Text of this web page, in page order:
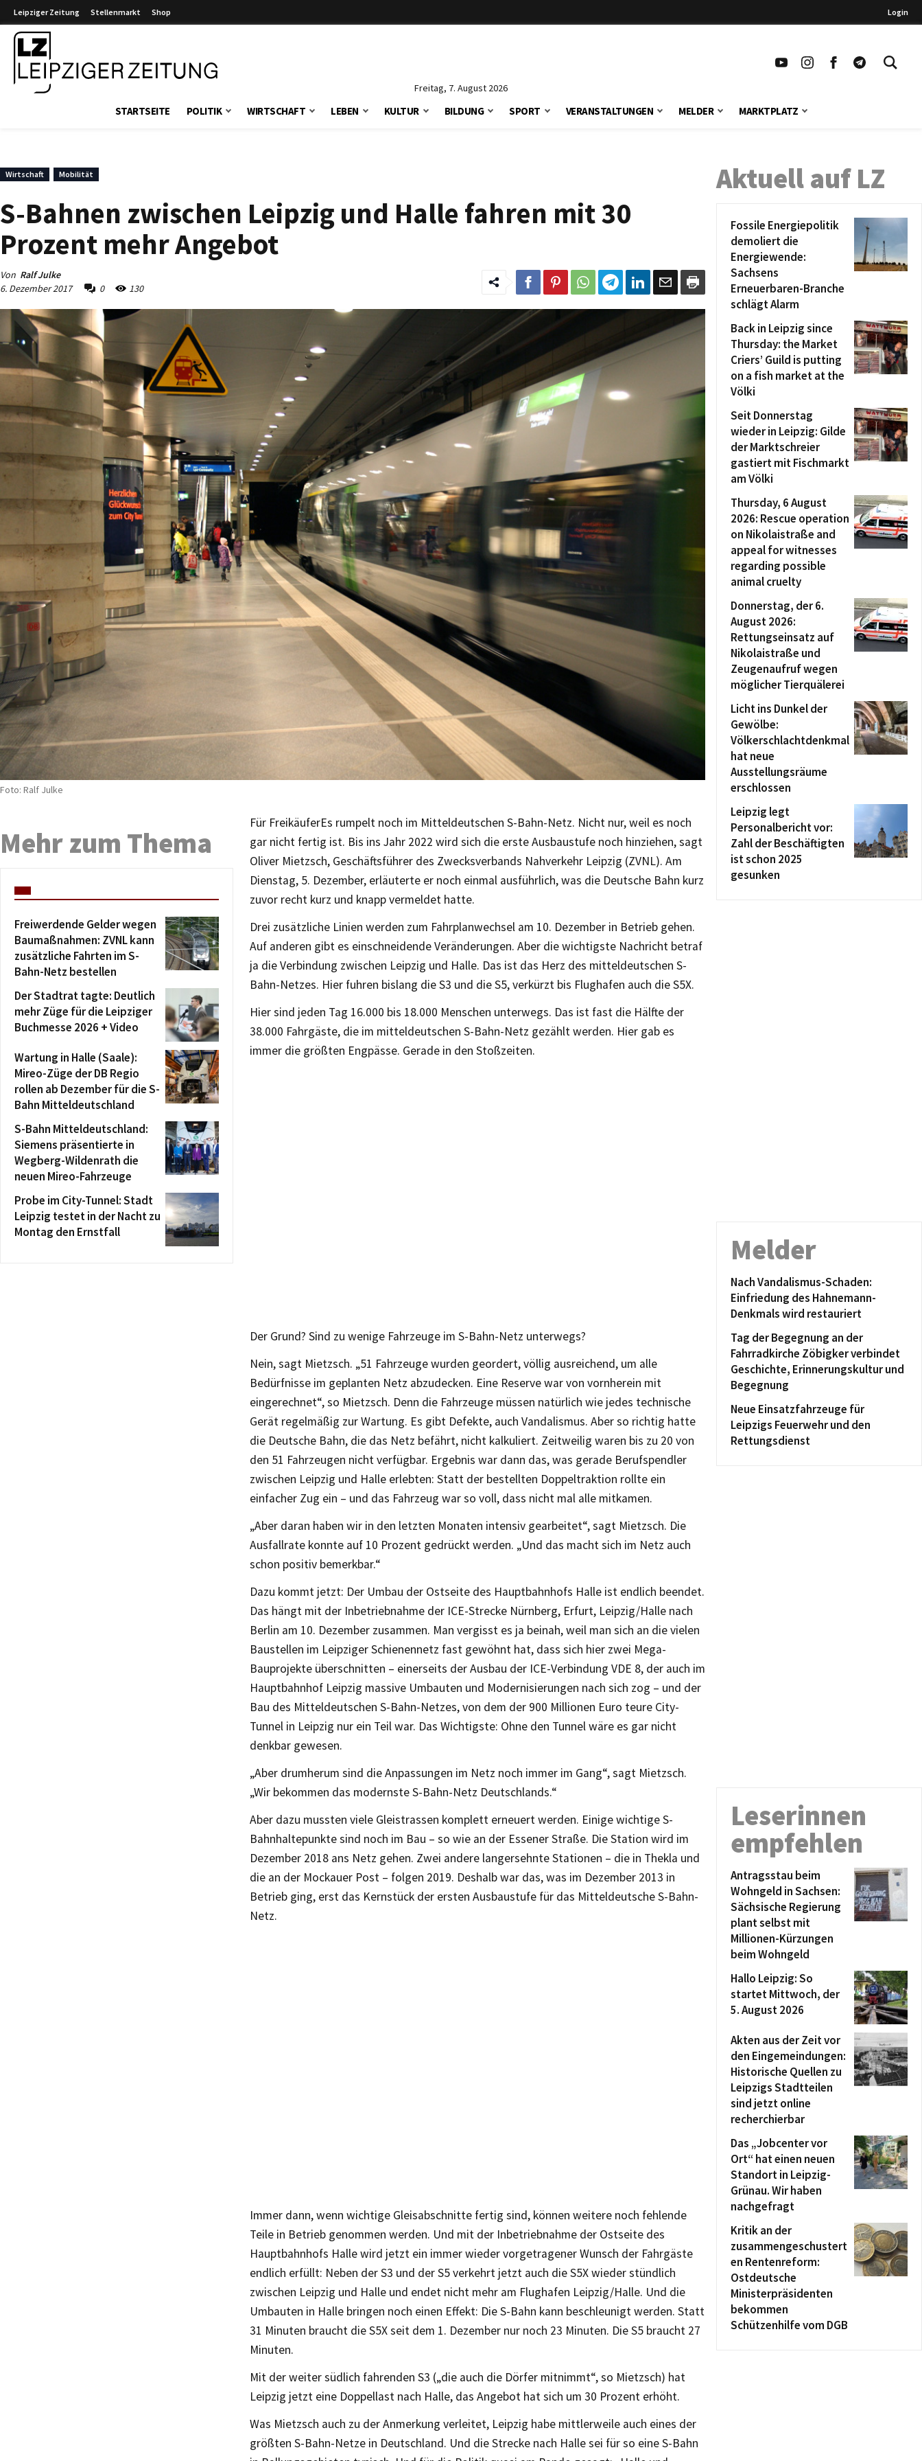
Leipziger Zeitung Stellenmarkt Shop Login
Freitag, 7. August 2026
STARTSEITE POLITIK WIRTSCHAFT LEBEN KULTUR BILDUNG SPORT VERANSTALTUNGEN MELDER MARKTPLATZ
Wirtschaft Mobilität
S-Bahnen zwischen Leipzig und Halle fahren mit 30
Prozent mehr Angebot
Von Ralf Julke
6. Dezember 2017
0 130
Foto: Ralf Julke
Für FreikäuferEs rumpelt noch im Mitteldeutschen S-Bahn-Netz. Nicht nur, weil es noch
gar nicht fertig ist. Bis ins Jahr 2022 wird sich die erste Ausbaustufe noch hinziehen, sagt
Oliver Mietzsch, Geschäftsführer des Zwecksverbands Nahverkehr Leipzig (ZVNL). Am
Dienstag, 5. Dezember, erläuterte er noch einmal ausführlich, was die Deutsche Bahn kurz
zuvor recht kurz und knapp vermeldet hatte.
Drei zusätzliche Linien werden zum Fahrplanwechsel am 10. Dezember in Betrieb gehen.
Auf anderen gibt es einschneidende Veränderungen. Aber die wichtigste Nachricht betraf
ja die Verbindung zwischen Leipzig und Halle. Das ist das Herz des mitteldeutschen S-
Bahn-Netzes. Hier fuhren bislang die S3 und die S5, verkürzt bis Flughafen auch die S5X.
Hier sind jeden Tag 16.000 bis 18.000 Menschen unterwegs. Das ist fast die Hälfte der
38.000 Fahrgäste, die im mitteldeutschen S-Bahn-Netz gezählt werden. Hier gab es
immer die größten Engpässe. Gerade in den Stoßzeiten.
Der Grund? Sind zu wenige Fahrzeuge im S-Bahn-Netz unterwegs?
Nein, sagt Mietzsch. „51 Fahrzeuge wurden geordert, völlig ausreichend, um alle
Bedürfnisse im geplanten Netz abzudecken. Eine Reserve war von vornherein mit
eingerechnet“, so Mietzsch. Denn die Fahrzeuge müssen natürlich wie jedes technische
Gerät regelmäßig zur Wartung. Es gibt Defekte, auch Vandalismus. Aber so richtig hatte
die Deutsche Bahn, die das Netz befährt, nicht kalkuliert. Zeitweilig waren bis zu 20 von
den 51 Fahrzeugen nicht verfügbar. Ergebnis war dann das, was gerade Berufspendler
zwischen Leipzig und Halle erlebten: Statt der bestellten Doppeltraktion rollte ein
einfacher Zug ein – und das Fahrzeug war so voll, dass nicht mal alle mitkamen.
„Aber daran haben wir in den letzten Monaten intensiv gearbeitet“, sagt Mietzsch. Die
Ausfallrate konnte auf 10 Prozent gedrückt werden. „Und das macht sich im Netz auch
schon positiv bemerkbar.“
Dazu kommt jetzt: Der Umbau der Ostseite des Hauptbahnhofs Halle ist endlich beendet.
Das hängt mit der Inbetriebnahme der ICE-Strecke Nürnberg, Erfurt, Leipzig/Halle nach
Berlin am 10. Dezember zusammen. Man vergisst es ja beinah, weil man sich an die vielen
Baustellen im Leipziger Schienennetz fast gewöhnt hat, dass sich hier zwei Mega-
Bauprojekte überschnitten – einerseits der Ausbau der ICE-Verbindung VDE 8, der auch im
Hauptbahnhof Leipzig massive Umbauten und Modernisierungen nach sich zog – und der
Bau des Mitteldeutschen S-Bahn-Netzes, von dem der 900 Millionen Euro teure City-
Tunnel in Leipzig nur ein Teil war. Das Wichtigste: Ohne den Tunnel wäre es gar nicht
denkbar gewesen.
„Aber drumherum sind die Anpassungen im Netz noch immer im Gang“, sagt Mietzsch.
„Wir bekommen das modernste S-Bahn-Netz Deutschlands.“
Aber dazu mussten viele Gleistrassen komplett erneuert werden. Einige wichtige S-
Bahnhaltepunkte sind noch im Bau – so wie an der Essener Straße. Die Station wird im
Dezember 2018 ans Netz gehen. Zwei andere langersehnte Stationen – die in Thekla und
die an der Mockauer Post – folgen 2019. Deshalb war das, was im Dezember 2013 in
Betrieb ging, erst das Kernstück der ersten Ausbaustufe für das Mitteldeutsche S-Bahn-
Netz.
Immer dann, wenn wichtige Gleisabschnitte fertig sind, können weitere noch fehlende
Teile in Betrieb genommen werden. Und mit der Inbetriebnahme der Ostseite des
Hauptbahnhofs Halle wird jetzt ein immer wieder vorgetragener Wunsch der Fahrgäste
endlich erfüllt: Neben der S3 und der S5 verkehrt jetzt auch die S5X wieder stündlich
zwischen Leipzig und Halle und endet nicht mehr am Flughafen Leipzig/Halle. Und die
Umbauten in Halle bringen noch einen Effekt: Die S-Bahn kann beschleunigt werden. Statt
31 Minuten braucht die S5X seit dem 1. Dezember nur noch 23 Minuten. Die S5 braucht 27
Minuten.
Mit der weiter südlich fahrenden S3 („die auch die Dörfer mitnimmt“, so Mietzsch) hat
Leipzig jetzt eine Doppellast nach Halle, das Angebot hat sich um 30 Prozent erhöht.
Was Mietzsch auch zu der Anmerkung verleitet, Leipzig habe mittlerweile auch eines der
größten S-Bahn-Netze in Deutschland. Und die Strecke nach Halle sei für so eine S-Bahn
Mehr zum Thema
Freiwerdende Gelder wegen
Baumaßnahmen: ZVNL kann
zusätzliche Fahrten im S-
Bahn-Netz bestellen
Der Stadtrat tagte: Deutlich
mehr Züge für die Leipziger
Buchmesse 2026 + Video
Wartung in Halle (Saale):
Mireo-Züge der DB Regio
rollen ab Dezember für die S-
Bahn Mitteldeutschland
S-Bahn Mitteldeutschland:
Siemens präsentierte in
Wegberg-Wildenrath die
neuen Mireo-Fahrzeuge
Probe im City-Tunnel: Stadt
Leipzig testet in der Nacht zu
Montag den Ernstfall
Aktuell auf LZ
Fossile Energiepolitik
demoliert die
Energiewende:
Sachsens
Erneuerbaren-Branche
schlägt Alarm
Back in Leipzig since
Thursday: the Market
Criers’ Guild is putting
on a fish market at the
Völki
Seit Donnerstag
wieder in Leipzig: Gilde
der Marktschreier
gastiert mit Fischmarkt
am Völki
Thursday, 6 August
2026: Rescue operation
on Nikolaistraße and
appeal for witnesses
regarding possible
animal cruelty
Donnerstag, der 6.
August 2026:
Rettungseinsatz auf
Nikolaistraße und
Zeugenaufruf wegen
möglicher Tierquälerei
Licht ins Dunkel der
Gewölbe:
Völkerschlachtdenkmal
hat neue
Ausstellungsräume
erschlossen
Leipzig legt
Personalbericht vor:
Zahl der Beschäftigten
ist schon 2025
gesunken
Melder
Nach Vandalismus-Schaden:
Einfriedung des Hahnemann-
Denkmals wird restauriert
Tag der Begegnung an der
Fahrradkirche Zöbigker verbindet
Geschichte, Erinnerungskultur und
Begegnung
Neue Einsatzfahrzeuge für
Leipzigs Feuerwehr und den
Rettungsdienst
Leserinnen
empfehlen
Antragsstau beim
Wohngeld in Sachsen:
Sächsische Regierung
plant selbst mit
Millionen-Kürzungen
beim Wohngeld
Hallo Leipzig: So
startet Mittwoch, der
5. August 2026
Akten aus der Zeit vor
den Eingemeindungen:
Historische Quellen zu
Leipzigs Stadtteilen
sind jetzt online
recherchierbar
Das „Jobcenter vor
Ort“ hat einen neuen
Standort in Leipzig-
Grünau. Wir haben
nachgefragt
Kritik an der
zusammengeschustert
en Rentenreform:
Ostdeutsche
Ministerpräsidenten
bekommen
Schützenhilfe vom DGB